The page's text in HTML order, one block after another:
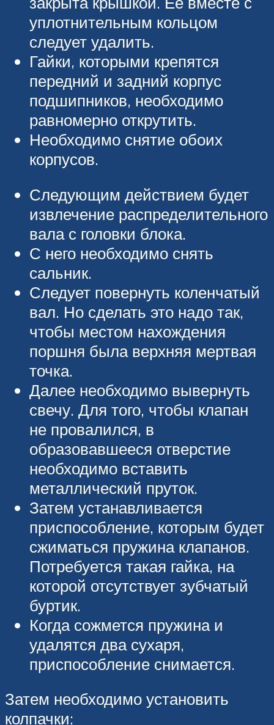
уплотнительным кольцом
следует удалить.
Гайки, которыми крепятся
передний и задний корпус
подшипников, необходимо
равномерно открутить.
Необходимо снятие обоих
корпусов.
Следующим действием будет
извлечение распределительного
вала с головки блока.
С него необходимо снять
сальник.
Следует повернуть коленчатый
вал. Но сделать это надо так,
чтобы местом нахождения
поршня была верхняя мертвая
точка.
Далее необходимо вывернуть
свечу. Для того, чтобы клапан
не провалился, в
образовавшееся отверстие
необходимо вставить
металлический пруток.
Затем устанавливается
приспособление, которым будет
сжиматься пружина клапанов.
Потребуется такая гайка, на
которой отсутствует зубчатый
буртик.
Когда сожмется пружина и
удалятся два сухаря,
приспособление снимается.
Затем необходимо установить
колпачки: